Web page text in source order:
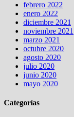
febrero 2022
enero 2022
diciembre 2021
noviembre 2021
marzo 2021
octubre 2020
agosto 2020
julio 2020
junio 2020
mayo 2020
Categorías